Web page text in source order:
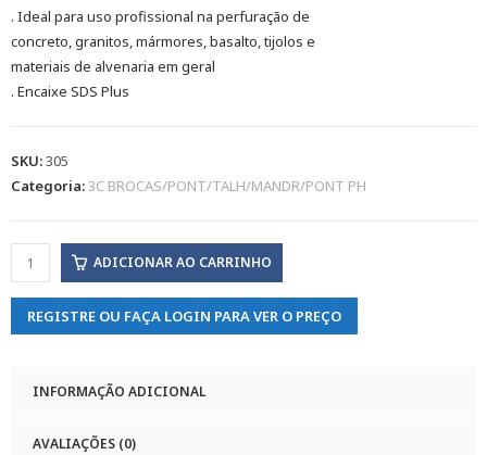
. Ideal para uso profissional na perfuração de
concreto, granitos, mármores, basalto, tijolos e
materiais de alvenaria em geral
. Encaixe SDS Plus
SKU:305
Categoria:3C BROCAS/PONT/TALH/MANDR/PONT PH
ADICIONAR AO CARRINHO
REGISTRE OU FAÇA LOGIN PARA VER O PREÇO
INFORMAÇÃO ADICIONAL
AVALIAÇÕES (0)